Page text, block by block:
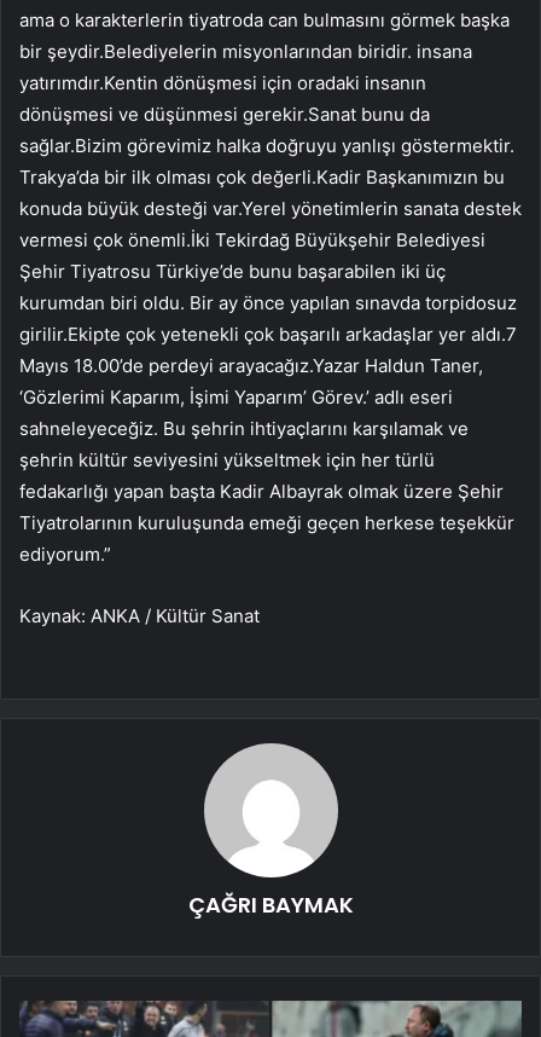
ama o karakterlerin tiyatroda can bulmasını görmek başka
bir şeydir.Belediyelerin misyonlarından biridir. insana
yatırımdır.Kentin dönüşmesi için oradaki insanın
dönüşmesi ve düşünmesi gerekir.Sanat bunu da
sağlar.Bizim görevimiz halka doğruyu yanlışı göstermektir.
Trakya’da bir ilk olması çok değerli.Kadir Başkanımızın bu
konuda büyük desteği var.Yerel yönetimlerin sanata destek
vermesi çok önemli.İki Tekirdağ Büyükşehir Belediyesi
Şehir Tiyatrosu Türkiye’de bunu başarabilen iki üç
kurumdan biri oldu. Bir ay önce yapılan sınavda torpidosuz
girilir.Ekipte çok yetenekli çok başarılı arkadaşlar yer aldı.7
Mayıs 18.00’de perdeyi arayacağız.Yazar Haldun Taner,
‘Gözlerimi Kaparım, İşimi Yaparım’ Görev.’ adlı eseri
sahneleyeceğiz. Bu şehrin ihtiyaçlarını karşılamak ve
şehrin kültür seviyesini yükseltmek için her türlü
fedakarlığı yapan başta Kadir Albayrak olmak üzere Şehir
Tiyatrolarının kuruluşunda emeği geçen herkese teşekkür
ediyorum.”
Kaynak: ANKA / Kültür Sanat
ÇAĞRI BAYMAK